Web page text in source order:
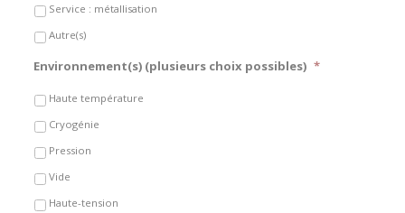
Service : métallisation
Autre(s)
Environnement(s) (plusieurs choix possibles) *
Haute température
Cryogénie
Pression
Vide
Haute-tension